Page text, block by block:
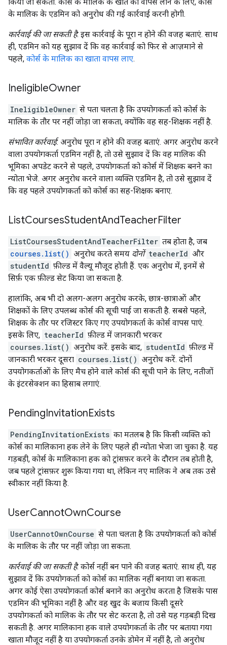
के मालिक के एडमिन को अनुरोध की गई कार्रवाई करनी होगी.
कार्रवाई की जा सकती है: इस कार्रवाई के पूरा न होने की वजह बताएं. साथ
ही, एडमिन को यह सुझाव दें कि वह कार्रवाई को फिर से आज़माने से
पहले, कोर्स के मालिक का खाता वापस लाए.
IneligibleOwner
IneligibleOwner से पता चलता है कि उपयोगकर्ता को कोर्स के
मालिक के तौर पर नहीं जोड़ा जा सकता, क्योंकि वह सह-शिक्षक नहीं है.
संभावित कार्रवाई: अनुरोध पूरा न होने की वजह बताएं. अगर अनुरोध करने
वाला उपयोगकर्ता एडमिन नहीं है, तो उसे सुझाव दें कि वह मालिक की
भूमिका अपडेट करने से पहले, उपयोगकर्ता को कोर्स में शिक्षक बनने का
न्योता भेजे. अगर अनुरोध करने वाला व्यक्ति एडमिन है, तो उसे सुझाव दें
कि वह पहले उपयोगकर्ता को कोर्स का सह-शिक्षक बनाए.
ListCoursesStudentAndTeacherFilter
ListCoursesStudentAndTeacherFilter तब होता है, जब
courses.list() अनुरोध करते समय दोनों teacherId और
studentId फ़ील्ड में वैल्यू मौजूद होती हैं. एक अनुरोध में, इनमें से
सिर्फ़ एक फ़ील्ड सेट किया जा सकता है.
हालांकि, अब भी दो अलग-अलग अनुरोध करके, छात्र-छात्राओं और
शिक्षकों के लिए उपलब्ध कोर्स की सूची पाई जा सकती है. सबसे पहले,
शिक्षक के तौर पर रजिस्टर किए गए उपयोगकर्ता के कोर्स वापस पाएं.
इसके लिए, teacherId फ़ील्ड में जानकारी भरकर
courses.list() अनुरोध करें. इसके बाद, studentId फ़ील्ड में
जानकारी भरकर दूसरा courses.list() अनुरोध करें. दोनों
उपयोगकर्ताओं के लिए मैच होने वाले कोर्स की सूची पाने के लिए, नतीजों
के इंटरसेक्शन का हिसाब लगाएं.
PendingInvitationExists
PendingInvitationExists का मतलब है कि किसी व्यक्ति को
कोर्स का मालिकाना हक लेने के लिए पहले ही न्योता भेजा जा चुका है. यह
गड़बड़ी, कोर्स के मालिकाना हक को ट्रांसफ़र करने के दौरान तब होती है,
जब पहले ट्रांसफ़र शुरू किया गया था, लेकिन नए मालिक ने अब तक उसे
स्वीकार नहीं किया है.
UserCannotOwnCourse
UserCannotOwnCourse से पता चलता है कि उपयोगकर्ता को कोर्स
के मालिक के तौर पर नहीं जोड़ा जा सकता.
कार्रवाई की जा सकती है: कोर्स नहीं बन पाने की वजह बताएं. साथ ही, यह
सुझाव दें कि उपयोगकर्ता को कोर्स का मालिक नहीं बनाया जा सकता.
अगर कोई ऐसा उपयोगकर्ता कोर्स बनाने का अनुरोध करता है जिसके पास
एडमिन की भूमिका नहीं है और वह खुद के बजाय किसी दूसरे
उपयोगकर्ता को मालिक के तौर पर सेट करता है, तो उसे यह गड़बड़ी दिख
सकती है. अगर मालिकाना हक वाले उपयोगकर्ता के तौर पर बताया गया
खाता मौजूद नहीं है या उपयोगकर्ता उनके डोमेन में नहीं है, तो अनुरोध